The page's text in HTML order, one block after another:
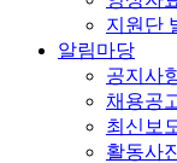
지원단
알림마당
공지사
채용공
최신보
활동사